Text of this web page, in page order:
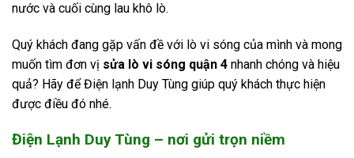
nước và cuối cùng lau khô lò.
Quý khách đang gặp vấn đề với lò vi sóng của mình và mong
muốn tìm đơn vị sửa lò vi sóng quận 4 nhanh chóng và hiệu
quả? Hãy để Điện lạnh Duy Tùng giúp quý khách thực hiện
được điều đó nhé.
Điện Lạnh Duy Tùng – nơi gửi trọn niềm